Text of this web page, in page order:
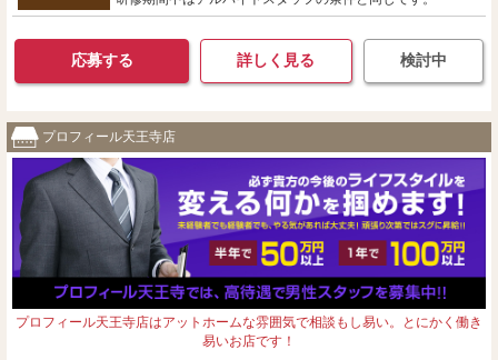
応募する 詳しく見る 検討中
プロフィール天王寺店
プロフィール天王寺店はアットホームな雰囲気で相談もし易い。とにかく働き
易いお店です！